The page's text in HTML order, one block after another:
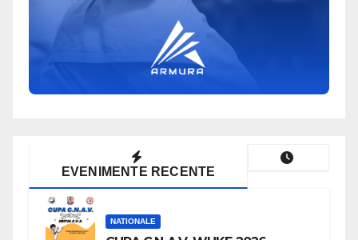
EVENIMENTE RECENTE
NATIONALE